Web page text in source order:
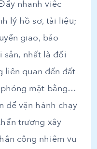
nhanh việc
lý hồ sơ, tài liệu;
giao, bảo
sản, nhất là đối
liên quan đến đất
mặt bằng…
để vận hành chạy
trương xây
công nhiệm vụ